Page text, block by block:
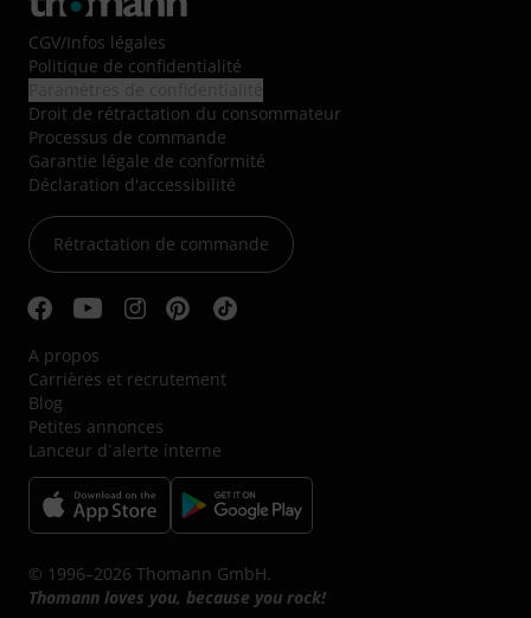
CGV/Infos légales
Politique de confidentialité
Droit de rétractation du consommateur
Processus de commande
Garantie légale de conformité
Déclaration d'accessibilité
Rétractation de commande
A propos
Carrières et recrutement
Blog
Petites annonces
Lanceur d´alerte interne
© 1996–2026 Thomann GmbH.
Thomann loves you, because you rock!